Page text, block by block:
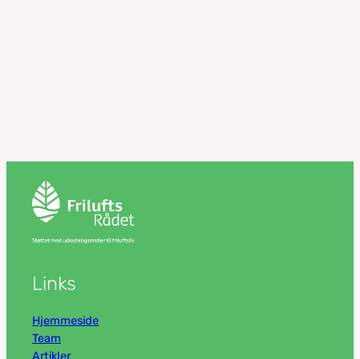
Links
Hjemmeside
Team
Artikler